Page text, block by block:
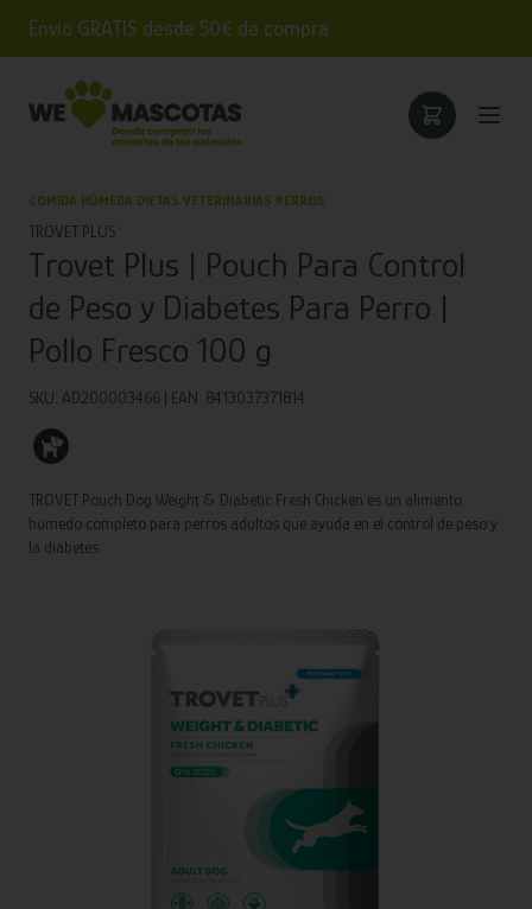
Envío GRATIS desde 50€ de compra
COMIDA HÚMEDA DIETAS VETERINARIAS PERROS
TROVET PLUS
Trovet Plus | Pouch Para Control
de Peso y Diabetes Para Perro |
Pollo Fresco 100 g
SKU: AD200003466 | EAN: 8413037371814
TROVET Pouch Dog Weight & Diabetic Fresh Chicken es un alimento
húmedo completo para perros adultos que ayuda en el control de peso y
la diabetes.